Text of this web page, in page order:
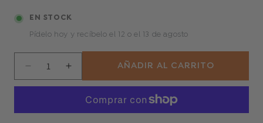
EN STOCK
Pídelo hoy y recíbeloel 12 o el 13 de agosto
Reducir
cantidad
Aumentar
cantidad
para
AÑADIR AL CARRITO